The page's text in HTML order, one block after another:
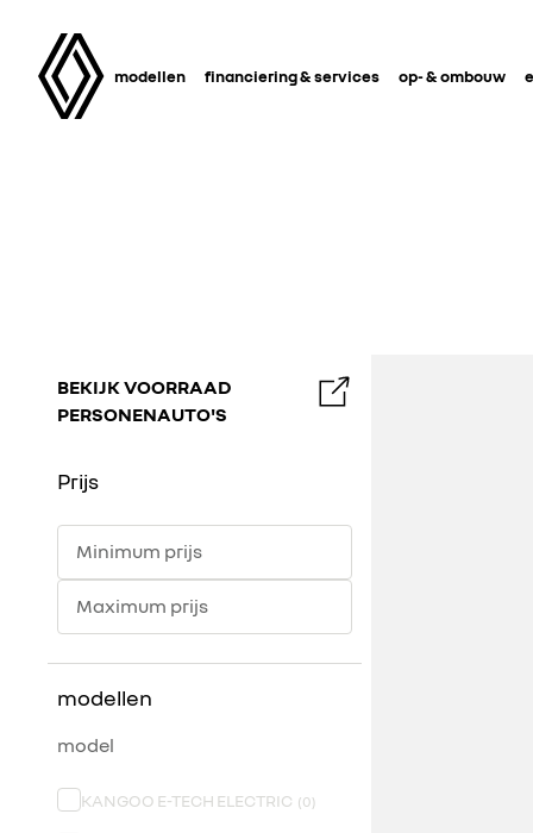
modellen financiering & services op- & ombouw
BEKIJK VOORRAAD
PERSONENAUTO'S
Prijs
Minimum prijs
Maximum prijs
modellen
model
KANGOO E-TECH ELECTRIC (0)